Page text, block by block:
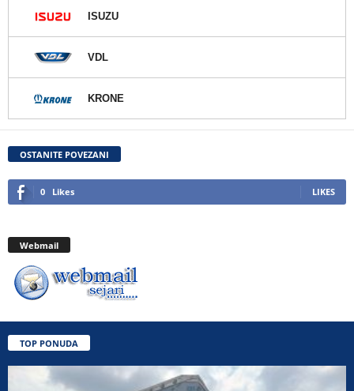
ISUZU
VDL
KRONE
OSTANITE POVEZANI
0 Likes LIKES
Webmail
TOP PONUDA